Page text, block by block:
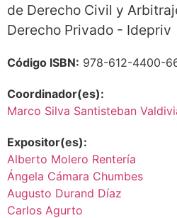
de Derecho Civil y
Derecho Privado - Idepriv
Código ISBN: 978-612-4400-
Coordinador(es):
Marco Silva Santisteban
Expositor(es):
Alberto Molero Rentería
Ángela Cámara Chumbes
Augusto Durand Díaz
Carlos Agurto